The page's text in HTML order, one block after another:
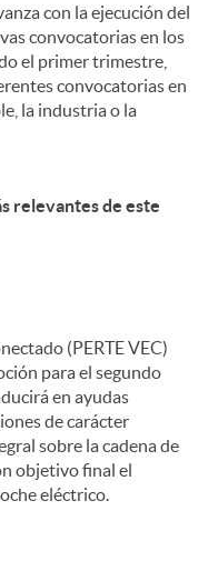
con la ejecución del
convocatorias en los
el primer trimestre,
convocatorias en
la industria o la
relevantes de este
(PERTE VEC)
para el segundo
en ayudas
de carácter
sobre la cadena de
objetivo final el
eléctrico.